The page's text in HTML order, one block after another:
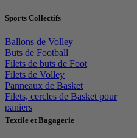
Sports Collectifs
Ballons de Volley
Buts de Football
Filets de buts de Foot
Filets de Volley
Panneaux de Basket
Filets, cercles de Basket pour
paniers
Textile et Bagagerie